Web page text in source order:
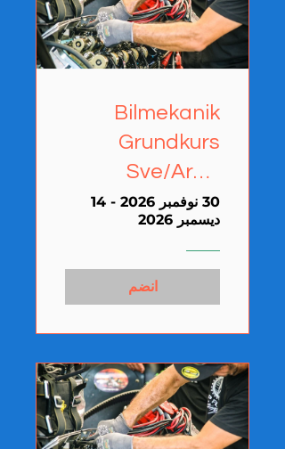
Bilmekanik
Grundkurs
Sve/Arab
(Karlshamn)30 نوفمبر 2026 - 14
ديسمبر 2026
انضم